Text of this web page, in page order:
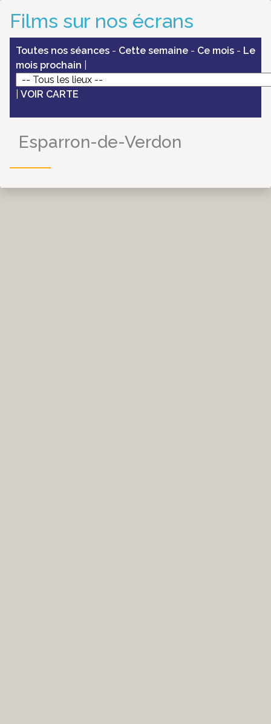
Films sur nos écrans
Toutes nos séances - Cette semaine - Ce mois - Le
mois prochain
VOIR CARTE
Esparron-de-Verdon